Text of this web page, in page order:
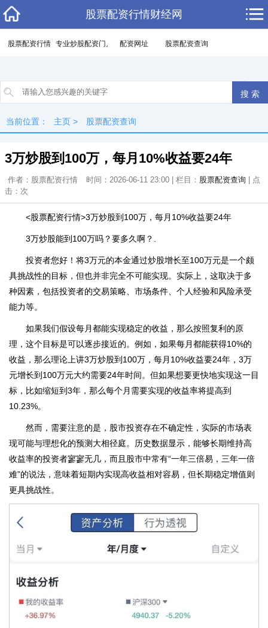
股票配资行情财经网
股票配资行情 专业炒股配资门户 配资网址 股票配资查询
当前位置： 主页 > 股票配资查询
3万炒股到100万，每月10%收益要24年
作者：股票配资行情 时间：2026-06-11 23:00 | 栏目： 股票配资查询 | 点
击： 次
<股票配资行情>3万炒股到100万，每月10%收益要24年
3万炒股能到100万吗？要多久啊？.
投资者您好！将3万元的本金通过炒股增长至100万元是一个颇
具挑战性的目标，但也并非完全不可能实现。实际上，这取决于多
种因素，包括投资者的交易策略、市场条件、个人经验和风险承受
能力等。
如果我们假设每月都能实现稳定的收益，那么按照复利的原
理，这个目标是可以逐步接近的。例如，如果每月都能获得10%的
收益，那么理论上讲3万炒股到100万，每月10%收益要24年，3万
元增长到100万元大约需要24年时间。但如果想要更快地实现这一目
标，比如缩短到3年，那么每个月需要实现的收益率将提高到
10.23%。
然而，需要注意的是，股市投资存在不确定性，实际的市场表
现可能与理想化的预测大相径庭。历史数据显示，能够长期维持高
收益率的投资者寥寥无几，而且股市中常有“一年三倍易，三年一倍
难”的说法，意味着短期内实现高收益相对容易，但长期稳定增值则
更具挑战性。